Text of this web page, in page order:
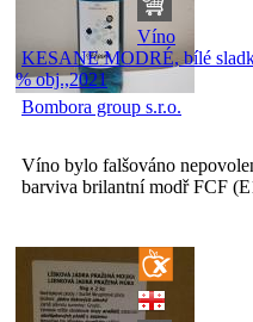
Víno
KESANE MODRÉ, bílé
% obj.,2021
Bombora group s.r.o.
Víno bylo falšováno
barviva brilantní modř FCF